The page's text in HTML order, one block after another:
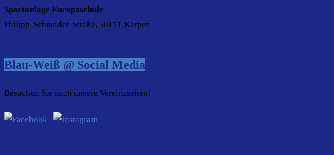
Sportanlage Europaschule
Philipp-Schneider-Straße, 50171 Kerpen
Blau-Weiß @ Social Media
Besuchen Sie auch unsere Vereinsseiten!